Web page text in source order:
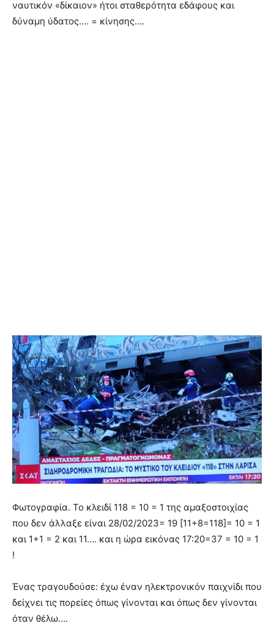
ναυτικόν «δίκαιον» ήτοι σταθερότητα εδάφους και
δύναμη ύδατος…. = κίνησης….
Φωτογραφία. Το κλειδί 118 = 10 = 1 της αμαξοστοιχίας
που δεν άλλαξε είναι 28/02/2023= 19 [11+8=118]= 10 = 1
και 1+1 = 2 και 11…. και η ώρα εικόνας 17:20=37 = 10 = 1
!
Ένας τραγουδούσε: έχω έναν ηλεκτρονικόν παιχνίδι που
δείχνει τις πορείες όπως γίνονται και όπως δεν γίνονται
όταν θέλω….